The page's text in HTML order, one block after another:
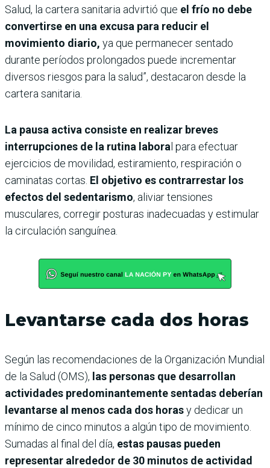
Salud, la cartera sanitaria advirtió que el frío no debe
convertirse en una excusa para reducir el
movimiento diario, ya que permanecer sentado
durante períodos prolongados puede incrementar
diversos riesgos para la salud”, destacaron desde la
cartera sanitaria.
La pausa activa consiste en realizar breves
interrupciones de la rutina labora l para efectuar
ejercicios de movilidad, estiramiento, respiración o
caminatas cortas. El objetivo es contrarrestar los
efectos del sedentarismo, aliviar tensiones
musculares, corregir posturas inadecuadas y estimular
la circulación sanguínea.
Levantarse cada dos horas
Según las recomendaciones de la Organización Mundial
de la Salud (OMS), las personas que desarrollan
actividades predominantemente sentadas deberían
levantarse al menos cada dos horasy dedicar un
mínimo de cinco minutos a algún tipo de movimiento.
Sumadas al final del día, estas pausas pueden
representar alrededor de 30 minutos de actividad